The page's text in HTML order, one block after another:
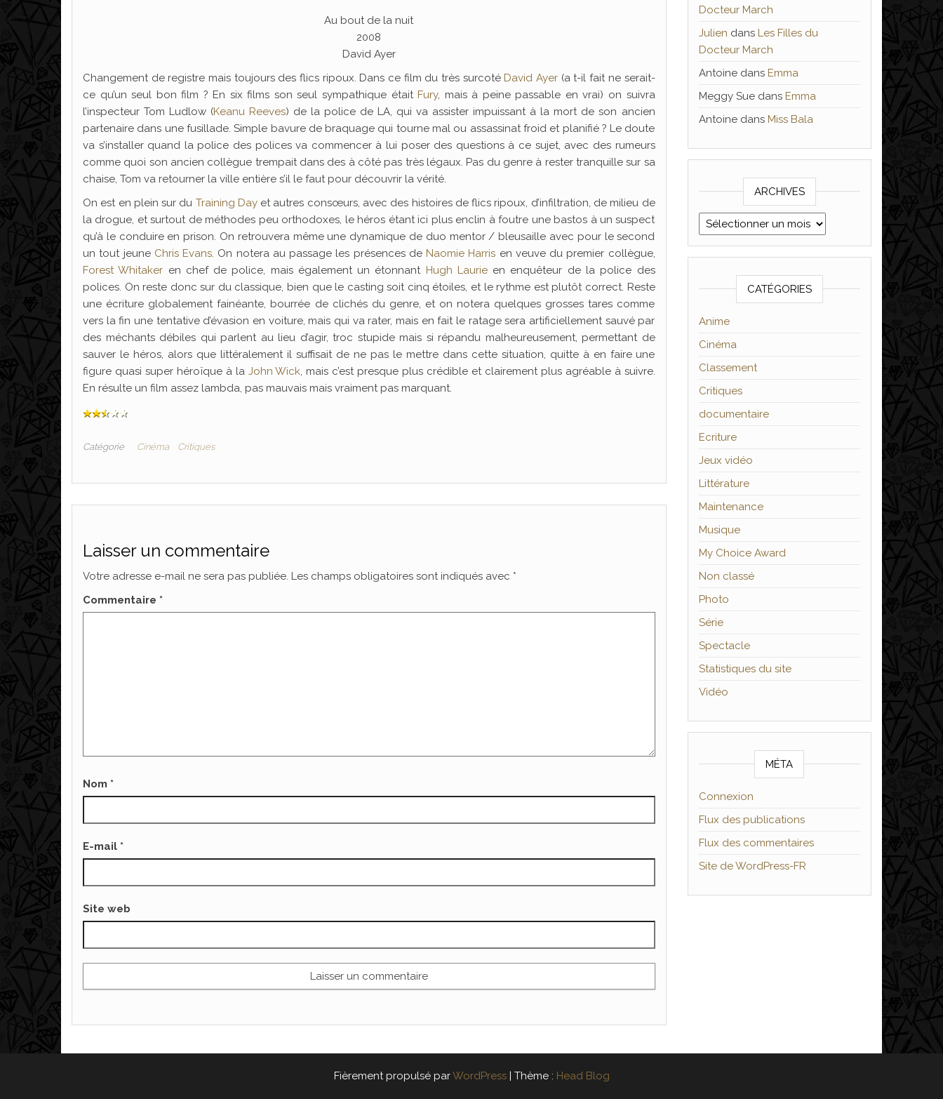
Au bout de la nuit
2008
David Ayer
Changement de registre mais toujours des flics ripoux. Dans ce film du très surcoté David Ayer (a t-il fait ne serait-
ce qu’un seul bon film ? En six films son seul sympathique était Fury, mais à peine passable en vrai) on suivra
l’inspecteur Tom Ludlow (Keanu Reeves) de la police de LA, qui va assister impuissant à la mort de son ancien
partenaire dans une fusillade. Simple bavure de braquage qui tourne mal ou assassinat froid et planifié ? Le doute
va s’installer quand la police des polices va commencer à lui poser des questions à ce sujet, avec des rumeurs
comme quoi son ancien collègue trempait dans des à côté pas très légaux. Pas du genre à rester tranquille sur sa
chaise, Tom va retourner la ville entière s’il le faut pour découvrir la vérité.
On est en plein sur du Training Dayet autres consœurs, avec des histoires de flics ripoux, d’infiltration, de milieu de
la drogue, et surtout de méthodes peu orthodoxes, le héros étant ici plus enclin à foutre une bastos à un suspect
qu’à le conduire en prison. On retrouvera même une dynamique de duo mentor / bleusaille avec pour le second
un tout jeune Chris Evans. On notera au passage les présences de Naomie Harris en veuve du premier collègue,
Forest Whitaker en chef de police, mais également un étonnant Hugh Laurieen enquêteur de la police des
polices. On reste donc sur du classique, bien que le casting soit cinq étoiles, et le rythme est plutôt correct. Reste
une écriture globalement fainéante, bourrée de clichés du genre, et on notera quelques grosses tares comme
vers la fin une tentative d’évasion en voiture, mais qui va rater, mais en fait le ratage sera artificiellement sauvé par
des méchants débiles qui parlent au lieu d’agir, troc stupide mais si répandu malheureusement, permettant de
sauver le héros, alors que littéralement il suffisait de ne pas le mettre dans cette situation, quitte à en faire une
figure quasi super héroïque à la John Wick, mais c’est presque plus crédible et clairement plus agréable à suivre.
En résulte un film assez lambda, pas mauvais mais vraiment pas marquant.
Catégorie Cinéma Critiques
Laisser un commentaire
Votre adresse e-mail ne sera pas publiée. Les champs obligatoires sont indiqués avec *
Commentaire *
Nom *
E-mail *
Site web
Docteur March
Julien dans Les Filles du
Docteur March
Antoinedans Emma
Meggy Suedans Emma
Antoinedans Miss Bala
ARCHIVES
Archives
CATÉGORIES
Anime
Cinéma
Classement
Critiques
documentaire
Ecriture
Jeux vidéo
Littérature
Maintenance
Musique
My Choice Award
Non classé
Photo
Série
Spectacle
Statistiques du site
Vidéo
MÉTA
Connexion
Flux des publications
Flux des commentaires
Site de WordPress-FR
Fièrement propulsé parWordPress | Thème : Head Blog